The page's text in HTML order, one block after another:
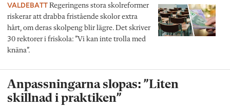
VALDEBATT Regeringens stora skolreformer
riskerar att drabba fristående skolor extra
hårt, om deras skolpeng blir lägre. Det skriver
30 rektorer i friskola: ”Vi kan inte trolla med
knäna”.
Anpassningarna slopas: ”Liten
skillnad i praktiken”